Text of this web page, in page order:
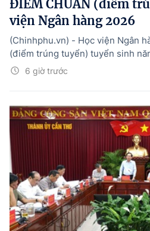
ĐIỂM CHUẨN (điểm
viện Ngân hàng 2026
6 giờ trước
(Chinhphu.vn) - Học viện Ngân
(điểm trúng tuyển) tuyển sinh